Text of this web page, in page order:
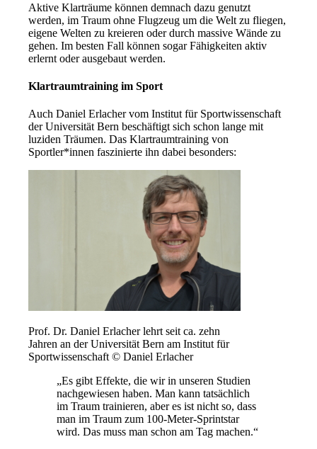
Aktive Klarträume können demnach dazu genutzt
werden, im Traum ohne Flugzeug um die Welt zu fliegen,
eigene Welten zu kreieren oder durch massive Wände zu
gehen. Im besten Fall können sogar Fähigkeiten aktiv
erlernt oder ausgebaut werden.
Klartraumtraining im Sport
Auch Daniel Erlacher vom Institut für Sportwissenschaft
der Universität Bern beschäftigt sich schon lange mit
luziden Träumen. Das Klartraumtraining von
Sportler*innen faszinierte ihn dabei besonders:
Prof. Dr. Daniel Erlacher lehrt seit ca. zehn
Jahren an der Universität Bern am Institut für
Sportwissenschaft © Daniel Erlacher
„Es gibt Effekte, die wir in unseren Studien
nachgewiesen haben. Man kann tatsächlich
im Traum trainieren, aber es ist nicht so, dass
man im Traum zum 100-Meter-Sprintstar
wird. Das muss man schon am Tag machen.“